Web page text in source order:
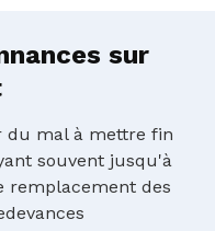
sur
du mal à mettre fin
souvent jusqu'à
remplacement des